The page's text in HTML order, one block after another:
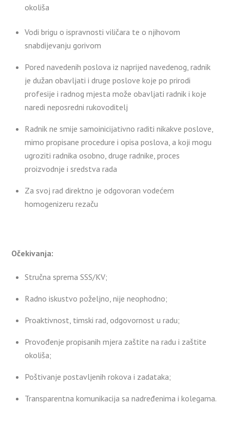
okoliša
Vodi brigu o ispravnosti viličara te o njihovom
snabdijevanju gorivom
Pored navedenih poslova iz naprijed navedenog, radnik
je dužan obavljati i druge poslove koje po prirodi
profesije i radnog mjesta može obavljati radnik i koje
naredi neposredni rukovoditelj
Radnik ne smije samoinicijativno raditi nikakve poslove,
mimo propisane procedure i opisa poslova, a koji mogu
ugroziti radnika osobno, druge radnike, proces
proizvodnje i sredstva rada
Za svoj rad direktno je odgovoran vodećem
homogenizeru rezaču
Očekivanja:
Stručna sprema SSS/KV;
Radno iskustvo poželjno, nije neophodno;
Proaktivnost, timski rad, odgovornost u radu;
Provođenje propisanih mjera zaštite na radu i zaštite
okoliša;
Poštivanje postavljenih rokova i zadataka;
Transparentna komunikacija sa nadređenima i kolegama.